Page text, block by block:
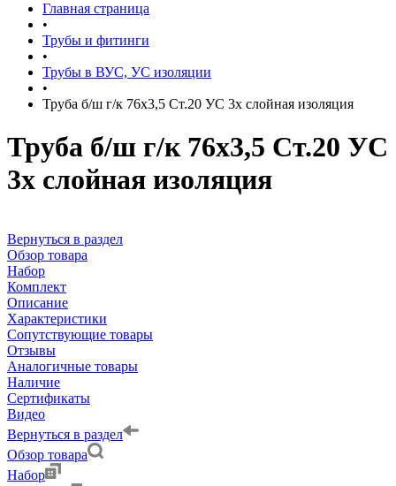
Главная страница
•
Трубы и фитинги
•
Трубы в ВУС, УС изоляции
•
Труба б/ш г/к 76х3,5 Ст.20 УС 3х слойная изоляция
Труба б/ш г/к 76х3,5 Ст.20 УС
3х слойная изоляция
Вернуться в раздел
Обзор товара
Набор
Комплект
Описание
Характеристики
Сопутствующие товары
Отзывы
Аналогичные товары
Наличие
Сертификаты
Видео
Вернуться в раздел
Обзор товара
Набор